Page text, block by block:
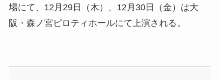
場にて、12月29日（木）、12月30日（金）は大
阪・森ノ宮ピロティホールにて上演される。